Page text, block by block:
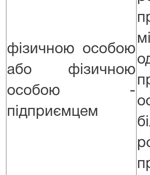
фізичною особою
або фізичною
особою -
підприємцем